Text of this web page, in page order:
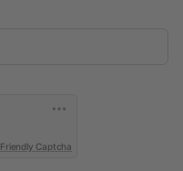
Friendly Captcha